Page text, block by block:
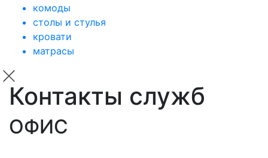
комоды
столы и стулья
кровати
матрасы
Контакты служб
ОФИС